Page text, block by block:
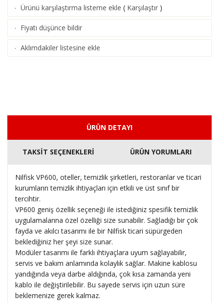
· Ürünü karşılaştırma listeme ekle ( Karşılaştır )
· Fiyatı düşünce bildir
· Aklımdakiler listesine ekle
ÜRÜN DETAYI
TAKSİT SEÇENEKLERİ ÜRÜN YORUMLARI
Nilfisk VP600, oteller, temizlik şirketleri, restoranlar ve ticari
kurumların temizlik ihtiyaçları için etkili ve üst sınıf bir
tercihtir.
VP600 geniş özellik seçeneği ile istediğiniz spesifik temizlik
uygulamalarına özel özelliği size sunabilir. Sağladığı bir çok
fayda ve akılcı tasarımı ile bir Nilfisk ticari süpürgeden
beklediğiniz her şeyi size sunar.
Modüler tasarımı ile farklı ihtiyaçlara uyum sağlayabilir,
servis ve bakım anlamında kolaylık sağlar. Makine kablosu
yandığında veya darbe aldığında, çok kısa zamanda yeni
kablo ile değiştirilebilir. Bu sayede servis için uzun süre
beklemenize gerek kalmaz.